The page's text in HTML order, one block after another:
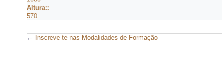
Altura::
570
← Inscreve-te nas Modalidades de Formação